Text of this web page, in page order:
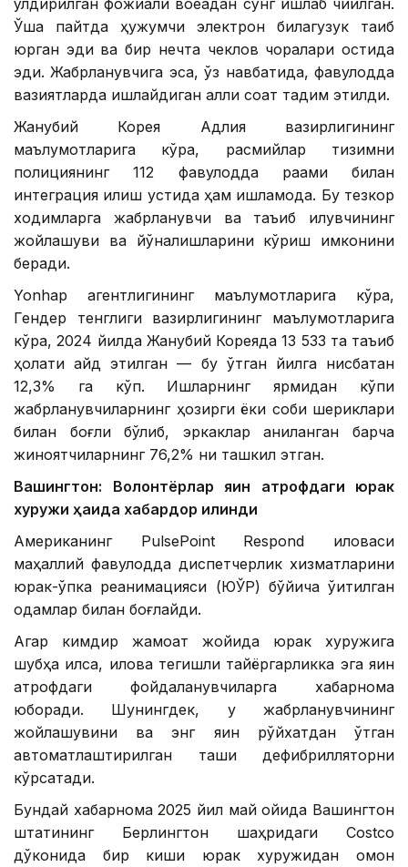
Ўша пайтда ҳужумчи электрон билагузук тақиб
юрган эди ва бир нечта чеклов чоралари остида
эди. Жабрланувчига эса, ўз навбатида, фавқулодда
вазиятларда ишлайдиган ақлли соат тақдим этилди.
Жанубий Корея Адлия вазирлигининг
маълумотларига кўра, расмийлар тизимни
полициянинг 112 фавқулодда рақами билан
интеграция қилиш устида ҳам ишламоқда. Бу тезкор
ходимларга жабрланувчи ва таъқиб қилувчининг
жойлашуви ва йўналишларини кўриш имконини
беради.
Yonhap агентлигининг маълумотларига кўра,
Гендер тенглиги вазирлигининг маълумотларига
кўра, 2024 йилда Жанубий Кореяда 13 533 та таъқиб
ҳолати қайд этилган — бу ўтган йилга нисбатан
12,3% га кўп. Ишларнинг ярмидан кўпи
жабрланувчиларнинг ҳозирги ёки собиқ шериклари
билан боғлиқ бўлиб, эркаклар аниқланган барча
жиноятчиларнинг 76,2% ни ташкил этган.
Вашингтон: Волонтёрлар яқин атрофдаги юрак
хуружи ҳақида хабардор қилинди
Американинг PulsePoint Respond иловаси
маҳаллий фавқулодда диспетчерлик хизматларини
юрак-ўпка реанимацияси (ЮЎР) бўйича ўқитилган
одамлар билан боғлайди.
Агар кимдир жамоат жойида юрак хуружига
шубҳа қилса, илова тегишли тайёргарликка эга яқин
атрофдаги фойдаланувчиларга хабарнома
юборади. Шунингдек, у жабрланувчининг
жойлашувини ва энг яқин рўйхатдан ўтган
автоматлаштирилган ташқи дефибрилляторни
кўрсатади.
Бундай хабарнома 2025 йил май ойида Вашингтон
штатининг Берлингтон шаҳридаги Costco
дўконида бир киши юрак хуружидан омон